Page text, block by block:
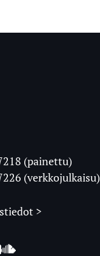
(painettu)
(verkkojulkaisu)
>
YouTube
SoundCloud